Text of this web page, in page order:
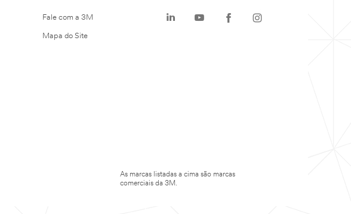
Fale com a 3M
Mapa do Site
As marcas listadas a cima são marcas
comerciais da 3M.